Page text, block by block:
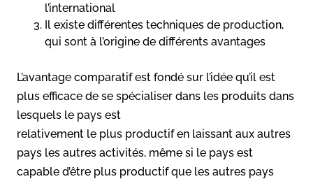
l’international
Il existe différentes techniques de production,
qui sont à l’origine de différents avantages
L’avantage comparatif est fondé sur l’idée qu’il est
plus efficace de se spécialiser dans les produits dans
lesquels le pays est
relativement le plus productif en laissant aux autres
pays les autres activités, même si le pays est
capable d’être plus productif que les autres pays